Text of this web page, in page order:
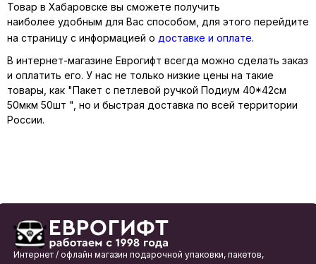
Товар в Хабаровске вы сможете получить
наиболее удобным для Вас способом, для этого перейдите
на страницу с информацией о доставке и оплате.
В интернет-магазине Еврогифт всегда можно сделать заказ
и оплатить его. У нас не только низкие цены на такие
товары, как "Пакет с петлевой ручкой Подиум 40*42см
50мкм 50шт ", но и быстрая доставка по всей территории
России.
Интернет / офлайн магазин подарочной упаковки, пакетов,